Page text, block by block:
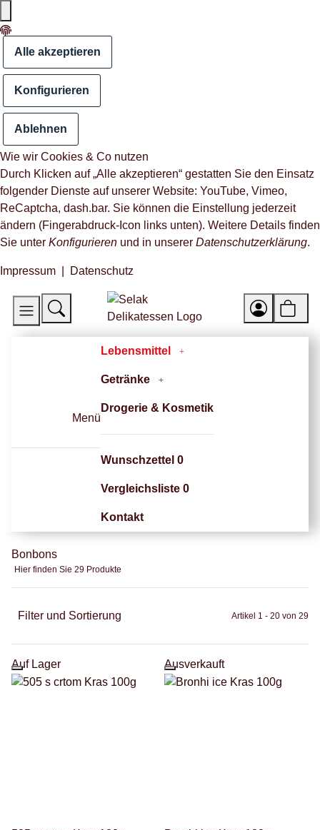
Alle akzeptieren
Konfigurieren
Ablehnen
Wie wir Cookies & Co nutzen
Durch Klicken auf „Alle akzeptieren“ gestatten Sie den Einsatz
folgender Dienste auf unserer Website: YouTube, Vimeo,
ReCaptcha, dash.bar. Sie können die Einstellung jederzeit
ändern (Fingerabdruck-Icon links unten). Weitere Details finden
Sie unter Konfigurieren und in unserer Datenschutzerklärung.
Impressum Datenschutz
Menü
Lebensmittel
Getränke
Drogerie & Kosmetik
Wunschzettel 0
Vergleichsliste 0
Kontakt
Bonbons
Hier finden Sie 29 Produkte
Filter und Sortierung Artikel 1 - 20 von 29
Auf Lager Ausverkauft